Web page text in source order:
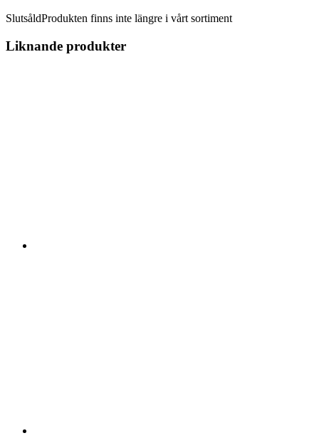
SlutsåldProdukten finns inte längre i vårt sortiment
Liknande produkter